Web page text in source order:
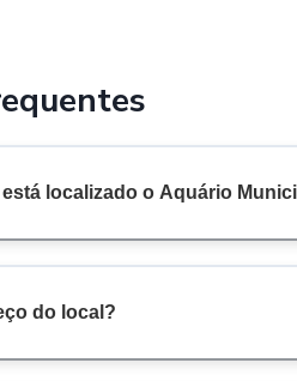
está localizado o Aquário
do local?